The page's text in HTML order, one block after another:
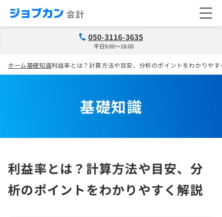
050-3116-3635
平日9:00～18:00
ホーム基礎知識利益率とは？計算方法や目安、分析のポイントをわかりやす
基礎知識
利益率とは？計算方法や目安、分
析のポイントをわかりやすく解説